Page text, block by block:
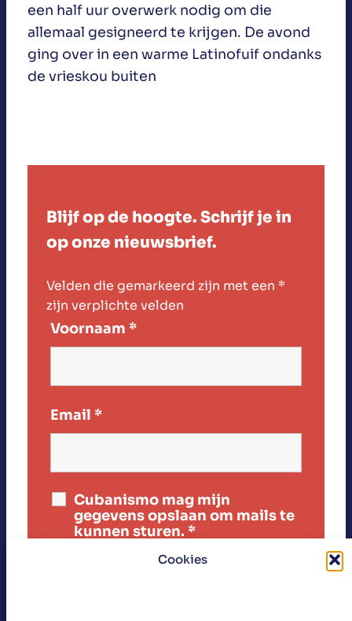
Cookies
een half uur overwerk nodig om die
allemaal gesigneerd te krijgen. De avond
ging over in een warme Latinofuif ondanks
de vrieskou buiten
Blijf op de hoogte. Schrijf je in
op onze nieuwsbrief.
Velden die gemarkeerd zijn met een *
zijn verplichte velden
Voornaam *
Email *
Cubanismo mag mijn
gegevens opslaan om mails te
kunnen sturen. *